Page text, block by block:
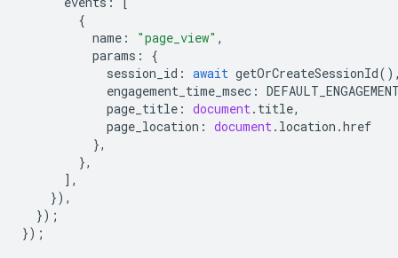
{
name : "page_view" ,
params :
{
session_id : await getOrCreateSessionId
engagement_time_msec :
page_title : document. title,
page_location : document. location .href
},
},
],
}),
});
});